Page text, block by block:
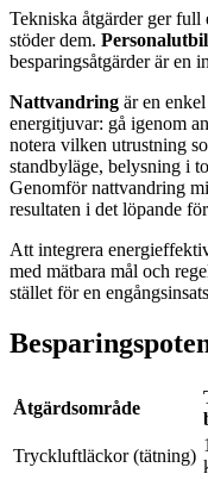
Tekniska åtgärder ger full
stöder dem.
besparingsåtgärder är en
Nattvandring är en
energitjuvar: gå igenom
notera vilken utrustning
standbyläge, belysning i
Genomför nattvandring
resultaten i det löpande
Att integrera
med mätbara mål och
stället för en
Åtgärdsområde
Tryckluftläckor (tätning)